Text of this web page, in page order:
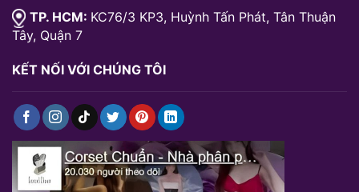
TP. HCM: KC76/3 KP3, Huỳnh Tấn Phát, Tân Thuận
Tây, Quận 7
KẾT NỐI VỚI CHÚNG TÔI